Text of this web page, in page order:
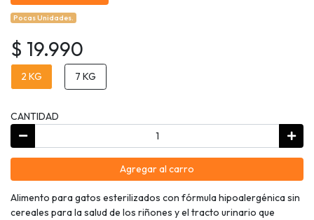
Pocas Unidades.
$ 19.990
2 KG 7 KG
CANTIDAD
Agregar al carro
Alimento para gatos esterilizados con fórmula hipoalergénica sin
cereales para la salud de los riñones y el tracto urinario que